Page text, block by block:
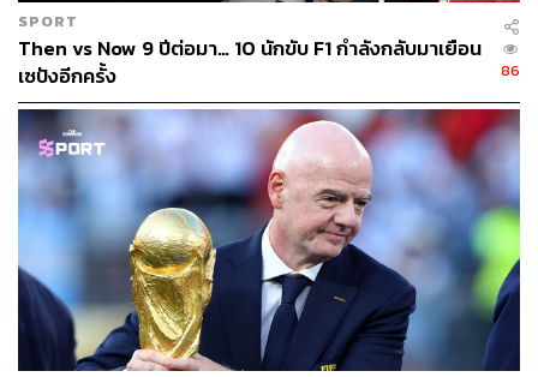
SPORT
Then vs Now 9 ปีต่อมา… 10 นักขับ F1 กำลังกลับมาเยือน
เซปังอีกครั้ง
86